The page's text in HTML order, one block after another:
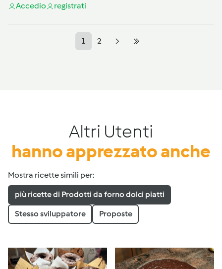
Accedio registrati
1 2
Altri Utenti
hanno apprezzato anche
Mostra ricette simili per:
più ricette di Prodotti da forno dolci piatti
Stesso sviluppatore Proposte